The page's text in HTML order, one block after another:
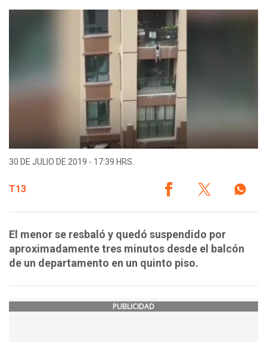
30 DE JULIO DE 2019 - 17:39 HRS.
T13
El menor se resbaló y quedó suspendido por
aproximadamente tres minutos desde el balcón
de un departamento en un quinto piso.
PUBLICIDAD